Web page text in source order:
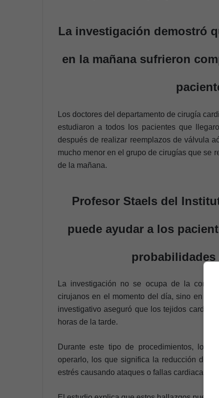
La investigación demostró
en la mañana sufrieron
Los doctores del departamento de cirugía
estudiaron a todos los pacientes que
después de realizar reemplazos de válvula
mucho menor en el grupo de cirugías que se
de la mañana.
Profesor Staels del
puede ayudar a los
La investigación no se ocupa de la
cirujanos en el momento del día, sino en la
investigativo aseguró que los tejidos
horas de la tarde.
Durante este tipo de procedimientos, los
operarlo, los que significa la reducción de
estrés causando ataques o fallas cardiacas,